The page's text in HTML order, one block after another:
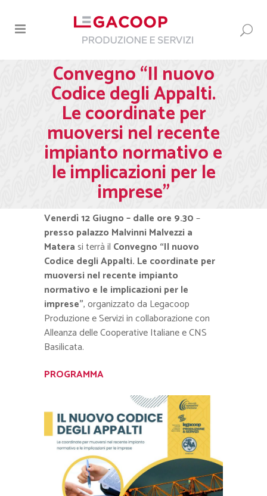
Convegno “Il nuovo
Codice degli Appalti.
Le coordinate per
muoversi nel recente
impianto normativo e
le implicazioni per le
imprese”
Venerdì 12 Giugno – dalle ore 9.30–
presso palazzo Malvinni Malvezzi a
Materasi terrà il Convegno “Il nuovo
Codice degli Appalti. Le coordinate per
muoversi nel recente impianto
normativo e le implicazioni per le
imprese”, organizzato da Legacoop
Produzione e Servizi in collaborazione con
Alleanza delle Cooperative Italiane e CNS
Basilicata.
PROGRAMMA